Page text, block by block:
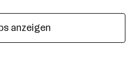
anzeigen